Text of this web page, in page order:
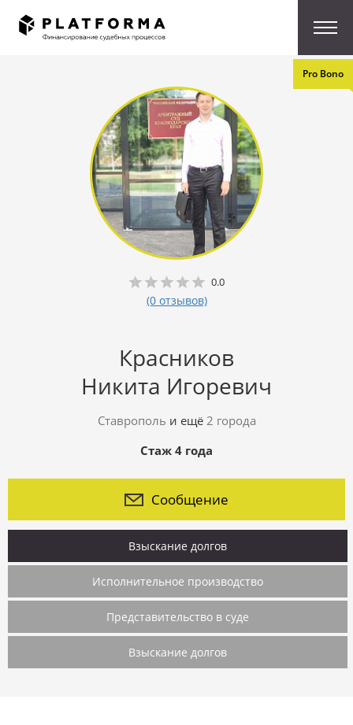
0.0
(0 отзывов)
Pro Bono
Красников
Никита Игоревич
Ставрополь и ещё 2 города
Стаж 4 года
Взыскание долгов
Исполнительное производство
Представительство в суде
Взыскание долгов
Сообщение